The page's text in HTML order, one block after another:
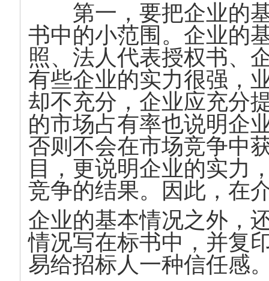
第一，要把企业的基
书中的小范围。企业的
照、法人代表授权书、
有些企业的实力很强，
却不充分，企业应充分
的市场占有率也说明企
否则不会在市场竞争中
目，更说明企业的实力
竞争的结果。因此，在
企业的基本情况之外，
情况写在标书中，并复
易给招标人一种信任感